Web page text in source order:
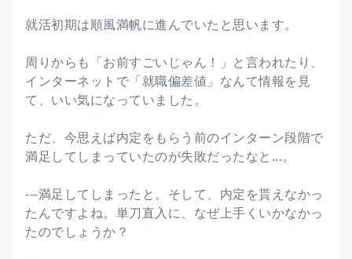
就活初期は順風満帆に進んでいたと思います。
周りからも「お前すごいじゃん！」と言われたり、
インターネットで「就職偏差値」なんて情報を見
て、いい気になっていました。
ただ、今思えば内定をもらう前のインターン段階で
満足してしまっていたのが失敗だったなと...。
---満足してしまったと。そして、内定を貰えなかっ
たんですよね。単刀直入に、なぜ上手くいかなかっ
たのでしょうか？